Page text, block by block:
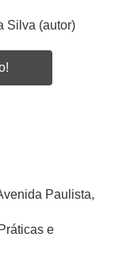
Silva (autor)
Paulista,
e